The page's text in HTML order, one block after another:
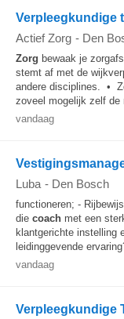
Verpleegkundige
Actief Zorg - Den
Zorg bewaak je
stemt af met de
andere disciplines. •
zoveel mogelijk zelf de
vandaag
Luba - Den Bosch
functioneren; -
die coach met een
klantgerichte instelling
leidinggevende
vandaag
Verpleegkundige